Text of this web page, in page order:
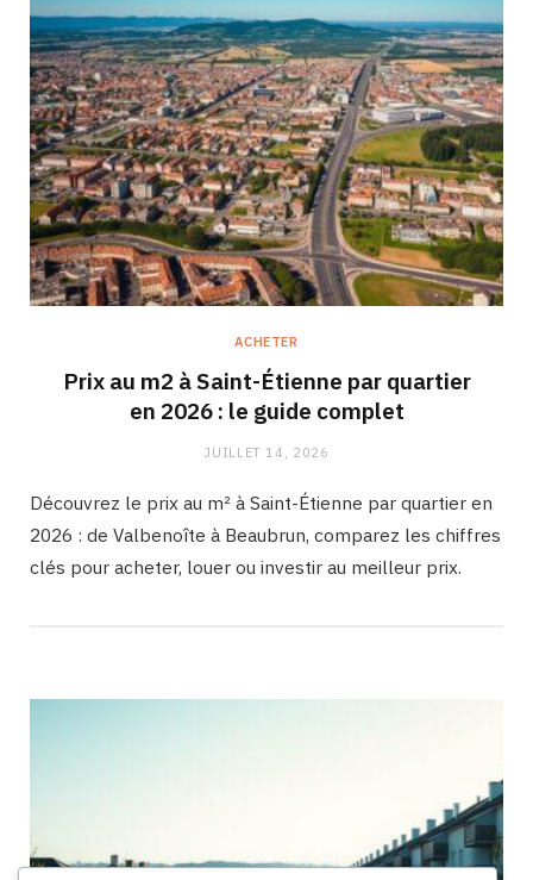
ACHETER
Prix au m2 à Saint-Étienne par quartier
en 2026 : le guide complet
JUILLET 14, 2026
Découvrez le prix au m² à Saint-Étienne par quartier en
2026 : de Valbenoîte à Beaubrun, comparez les chiffres
clés pour acheter, louer ou investir au meilleur prix.